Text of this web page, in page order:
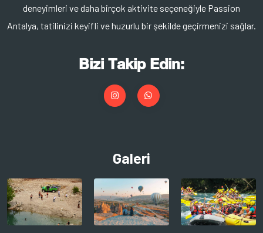
deneyimleri ve daha birçok aktivite seçeneğiyle Passion
Antalya, tatilinizi keyifli ve huzurlu bir şekilde geçirmenizi sağlar.
Bizi Takip Edin:
Galeri